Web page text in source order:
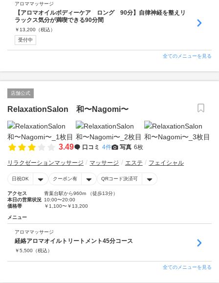
アロママッサージ
【アロマオイルボディーケア ロング 90分】自律神経を整えリ
ラックス気分が満喫できる90分間
￥ 13,200 （税込）
受付中
全てのメニューを見る
店舗公式
RelaxationSalon 和〜Nagomi〜
3.49 口コミ 4件 写真 6枚
リラクゼーションマッサージ マッサージ エステ フェイシャル
日祝OK クーポン有 QRコード決済可
アクセス
青葉台駅から960m （徒歩13分）
本日の営業状況 10:00〜20:00
価格帯
￥1,100〜￥13,200
メニュー
アロママッサージ
経絡アロマオイルトリートメント45分コース
￥5,500 （税込）
全てのメニューを見る